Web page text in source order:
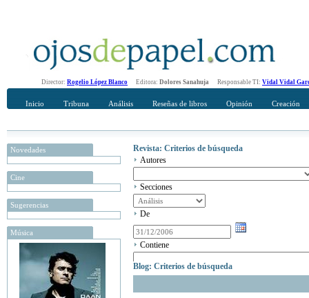
Director: Rogelio López Blanco Editora: Dolores Sanahuja Responsable TI: Vidal Vidal
Inicio Tribuna Análisis Reseñas de libros Opinión Creación
Novedades
Cine
Sugerencias
Música
Revista: Criterios de búsqueda
Autores
Secciones
De
Contiene
Blog: Criterios de búsqueda